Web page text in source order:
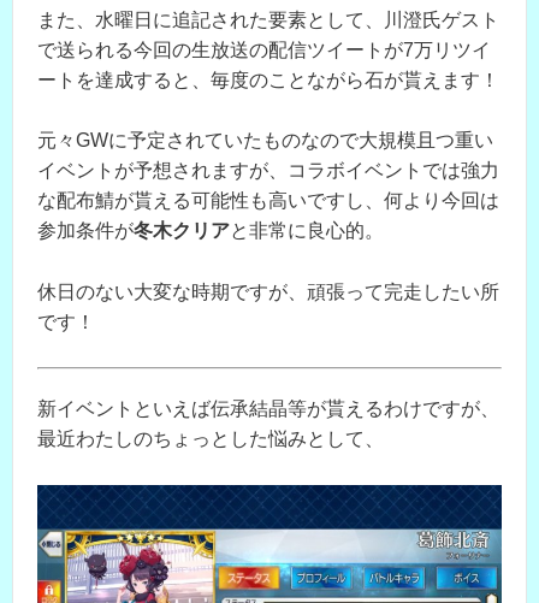
また、水曜日に追記された要素として、川澄氏ゲスト
で送られる今回の生放送の配信ツイートが7万リツイ
ートを達成すると、毎度のことながら石が貰えます！
元々GWに予定されていたものなので大規模且つ重い
イベントが予想されますが、コラボイベントでは強力
な配布鯖が貰える可能性も高いですし、何より今回は
参加条件が冬木クリアと非常に良心的。
休日のない大変な時期ですが、頑張って完走したい所
です！
新イベントといえば伝承結晶等が貰えるわけですが、
最近わたしのちょっとした悩みとして、